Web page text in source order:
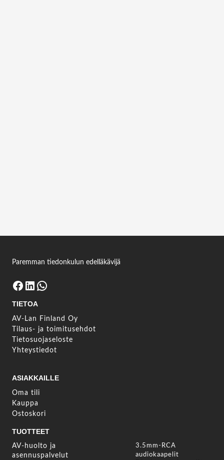
Kirjaudu sisään
Paremman tiedonkulun edelläkävijä
Facebook LinkedIn WhatsApp
TIETOA
AV-Lan Finland Oy
Tilaus- ja toimitusehdot
Tietosuojaseloste
Yhteystiedot
ASIAKKAILLE
Oma tili
Kauppa
Ostoskori
TUOTTEET
AV-huolto ja
asennuspalvelut
3.5mm-RCA
audiokaapelit